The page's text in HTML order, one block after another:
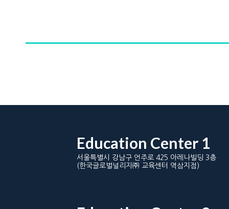
Education Center 1
서울특별시 강남구 언주로 425 아레나빌딩 3층
(한국글로벌널리지㈜ 교육센터 역삼지점)